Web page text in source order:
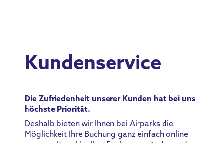
Kundenservice
Die Zufriedenheit unserer Kunden hat bei uns
höchste Priorität.
Deshalb bieten wir Ihnen bei Airparks die
Möglichkeit Ihre Buchung ganz einfach online